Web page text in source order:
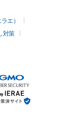
エ）
対策